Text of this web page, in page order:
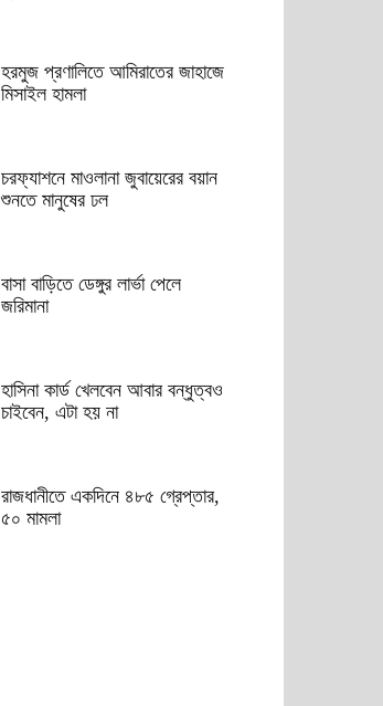
হরমুজ প্রণালিতে আমিরাতের জাহাজে
মিসাইল হামলা
চরফ্যাশনে মাওলানা জুবায়েরের বয়ান
শুনতে মানুষের ঢল
বাসা বাড়িতে ডেঙ্গুর লার্ভা পেলে
জরিমানা
হাসিনা কার্ড খেলবেন আবার বন্ধুত্বও
চাইবেন, এটা হয় না
রাজধানীতে একদিনে ৪৮৫ গ্রেপ্তার,
৫০ মামলা